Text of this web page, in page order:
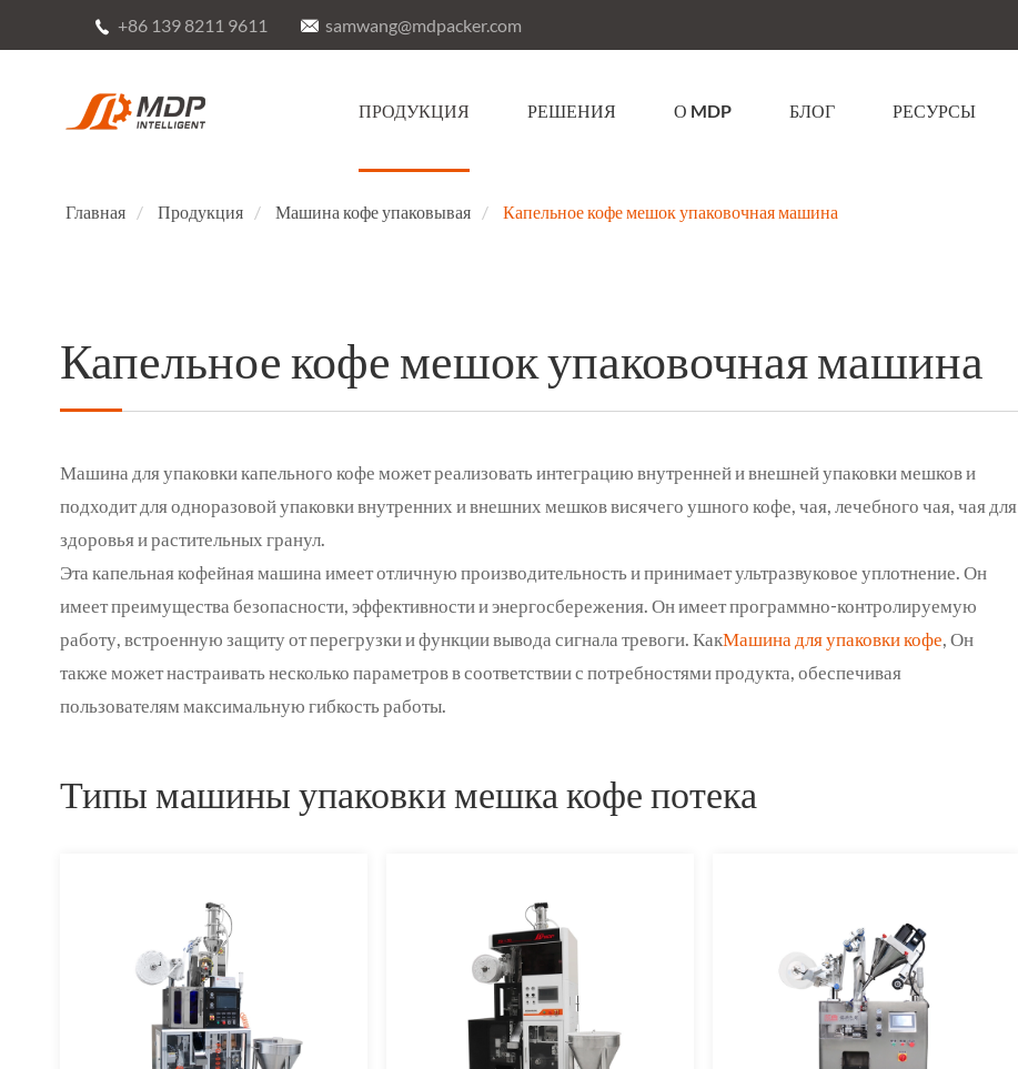
 +86 139 8211 9611  samwang@mdpacker.com
ПРОДУКЦИЯ РЕШЕНИЯ О MDP БЛОГ РЕСУРСЫ
Главная Продукция Машина кофе упаковывая Капельное кофе мешок упаковочная машина
Капельное кофе мешок упаковочная машина
Машина для упаковки капельного кофе может реализовать интеграцию внутренней и внешней упаковки мешков и
подходит для одноразовой упаковки внутренних и внешних мешков висячего ушного кофе, чая, лечебного чая, чая для
здоровья и растительных гранул.
Эта капельная кофейная машина имеет отличную производительность и принимает ультразвуковое уплотнение. Он
имеет преимущества безопасности, эффективности и энергосбережения. Он имеет программно-контролируемую
работу, встроенную защиту от перегрузки и функции вывода сигнала тревоги. КакМашина для упаковки кофе, Он
также может настраивать несколько параметров в соответствии с потребностями продукта, обеспечивая
пользователям максимальную гибкость работы.
Типы машины упаковки мешка кофе потека